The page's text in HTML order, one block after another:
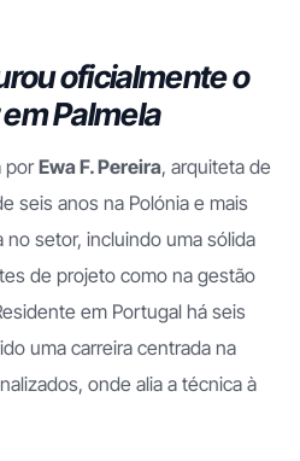
oficialmente o
Palmela
porEwa F. Pereira, arquiteta de
seis anos na Polónia e mais
no setor, incluindo uma sólida
de projeto como na gestão
em Portugal há seis
uma carreira centrada na
onde alia a técnica à